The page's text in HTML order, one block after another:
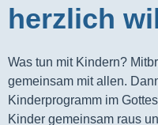
herzlich
Was tun mit Kindern?
gemeinsam mit allen.
Kinderprogramm im
Kinder gemeinsam raus